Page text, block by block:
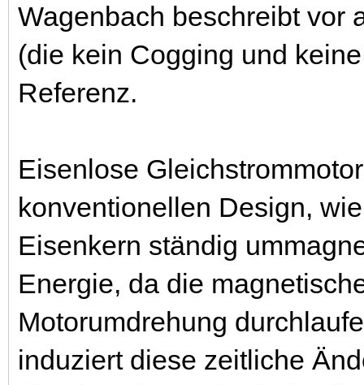
Wagenbach beschreibt vor
(die kein Cogging und
Referenz.
Eisenlose
konventionellen Design,
Eisenkern ständig
Energie, da die
Motorumdrehung
induziert diese zeitliche